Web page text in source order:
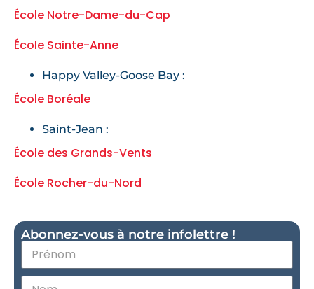
École Notre-Dame-du-Cap
École Sainte-Anne
Happy Valley-Goose Bay :
École Boréale
Saint-Jean :
École des Grands-Vents
École Rocher-du-Nord
Abonnez-vous à notre infolettre !